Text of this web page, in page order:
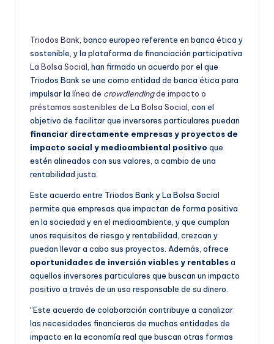
Triodos Bank , banco europeo referente en banca ética y
sostenible, y la plataforma de financiación participativa
La Bolsa Social , han firmado un acuerdo por el que
Triodos Bank se une como entidad de banca ética para
impulsar la línea de crowdlendingde impacto o
préstamos sostenibles de La Bolsa Social , con el
objetivo de facilitar que inversores particulares puedan
financiar directamente empresas y proyectos de
impacto social y medioambiental positivo que
estén alineados con sus valores, a cambio de una
rentabilidad justa.
Este acuerdo entre Triodos Bank y La Bolsa Social
permite que empresas que impactan de forma positiva
en la sociedad y en el medioambiente, y que cumplan
unos requisitos de riesgo y rentabilidad, crezcan y
puedan llevar a cabo sus proyectos. Además, ofrece
oportunidades de inversión viables y rentablesa
aquellos inversores particulares que buscan un impacto
positivo a través de un uso responsable de su dinero.
“Este acuerdo de colaboración contribuye a canalizar
las necesidades financieras de muchas entidades de
impacto en la economía real que buscan otras formas